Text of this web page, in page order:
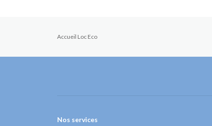
Accueil Loc Eco
Nos services